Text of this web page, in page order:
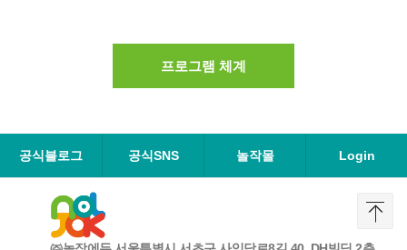
프로그램 체계
공식블로그 공식SNS 놀작몰 Login